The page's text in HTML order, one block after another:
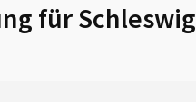
fürSchleswig